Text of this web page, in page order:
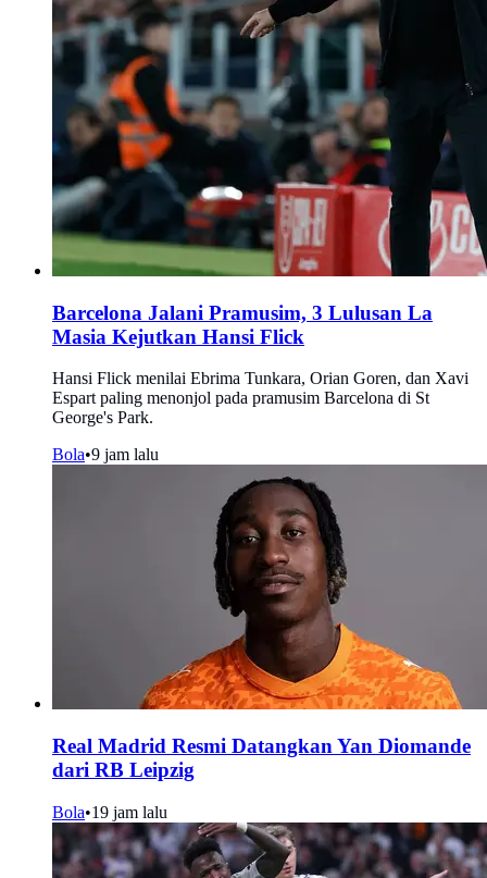
Barcelona Jalani Pramusim, 3 Lulusan La
Masia Kejutkan Hansi Flick
Hansi Flick menilai Ebrima Tunkara, Orian Goren, dan Xavi
Espart paling menonjol pada pramusim Barcelona di St
George's Park.
Bola•9 jam lalu
Real Madrid Resmi Datangkan Yan Diomande
dari RB Leipzig
Bola•19 jam lalu